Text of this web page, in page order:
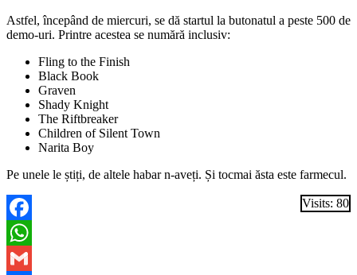
Astfel, începând de miercuri, se dă startul la butonatul a peste 500 de
demo-uri. Printre acestea se numără inclusiv:
Fling to the Finish
Black Book
Graven
Shady Knight
The Riftbreaker
Children of Silent Town
Narita Boy
Pe unele le știți, de altele habar n-aveți. Și tocmai ăsta este farmecul.
Visits: 80
Facebook
WhatsApp